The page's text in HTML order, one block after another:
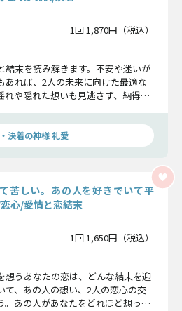
1回 1,870円（税込）
結末を読み解きます。不安や迷いが
あれば、2人の未来に向けた最適な
れや隠れた想いも見逃さず、納得で
決着の神様 礼愛
苦しい。あの人を好きでいて平
心/愛情と恋結末
1回 1,650円（税込）
想うあなたの恋は、どんな結末を迎
て、あの人の想い、2人の恋心の交
。あの人があなたをどれほど想って